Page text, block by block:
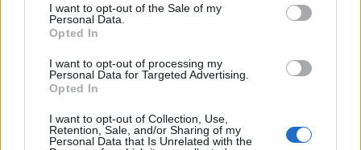
I want to opt-out of the Sale of my
Personal Data.
Opted In
I want to opt-out of processing my
Personal Data for Targeted Advertising.
Opted In
I want to opt-out of Collection, Use,
Retention, Sale, and/or Sharing of my
Personal Data that Is Unrelated with the
40 peces a concurs
31 de juliol de 2026
“L’eclipsi serà una oportunitat també
per a gaudir de les Festes Majors